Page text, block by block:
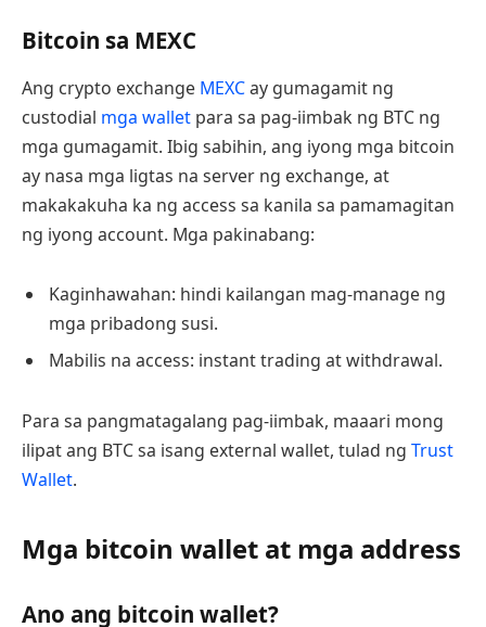
Bitcoin sa MEXC
Ang crypto exchange MEXCay gumagamit ng
custodial mga wallet para sa pag-iimbak ng BTC ng
mga gumagamit. Ibig sabihin, ang iyong mga bitcoin
ay nasa mga ligtas na server ng exchange, at
makakakuha ka ng access sa kanila sa pamamagitan
ng iyong account. Mga pakinabang:
Kaginhawahan: hindi kailangan mag-manage ng
mga pribadong susi.
Mabilis na access: instant trading at withdrawal.
Para sa pangmatagalang pag-iimbak, maaari mong
ilipat ang BTC sa isang external wallet, tulad ng Trust
Wallet.
Mga bitcoin wallet at mga address
Ano ang bitcoin wallet?